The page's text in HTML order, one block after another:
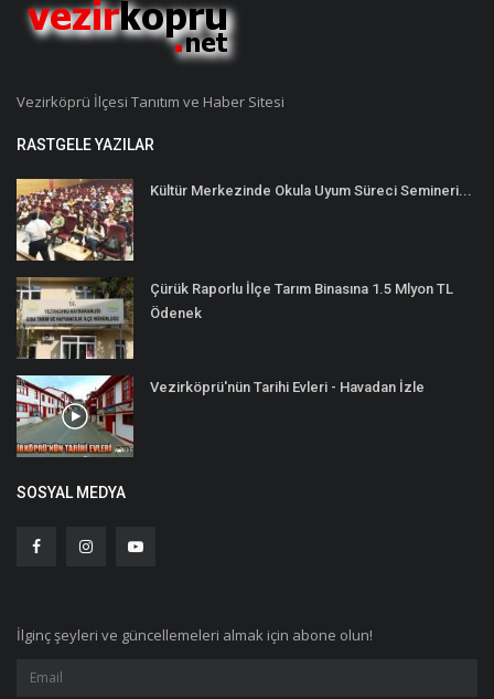
Vezirköprü İlçesi Tanıtım ve Haber Sitesi
RASTGELE YAZILAR
Kültür Merkezinde Okula Uyum Süreci Semineri...
Çürük Raporlu İlçe Tarım Binasına 1.5 Mlyon TL
Ödenek
Vezirköprü'nün Tarihi Evleri - Havadan İzle
SOSYAL MEDYA
İlginç şeyleri ve güncellemeleri almak için abone olun!